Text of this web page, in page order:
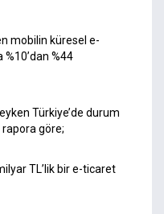
mobilin küresel e-
%10’dan %44
Türkiye’de durum
rapora göre;
TL’lik bir e-ticaret